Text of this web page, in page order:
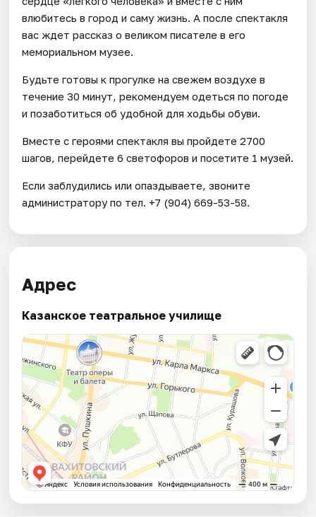
влюбитесь в город и саму жизнь. А после спектакля
вас ждет рассказ о великом писателе в его
мемориальном музее.
Будьте готовы к прогулке на свежем воздухе в
течение 30 минут, рекомендуем одеться по погоде
и позаботиться об удобной для ходьбы обуви.
Вместе с героями спектакля вы пройдете 2700
шагов, перейдете 6 светофоров и посетите 1 музей.
Если заблудились или опаздываете, звоните
администратору по тел. +7 (904) 669-53-58.
Адрес
Казанское театральное училище